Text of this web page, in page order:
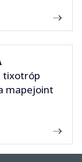
tixotróp
mapejoint